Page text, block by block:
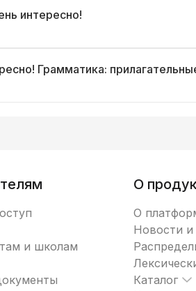
интересно!
Грамматика:
и школам
О
О
Новости и
Каталог